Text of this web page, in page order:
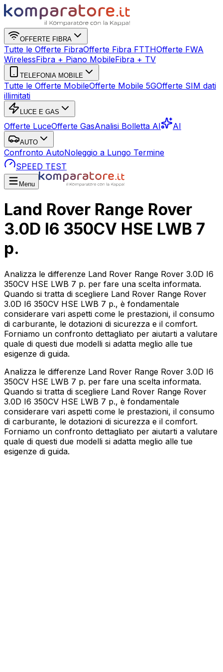
OFFERTE FIBRA
Tutte le Offerte FibraOfferte Fibra FTTHOfferte FWA
WirelessFibra + Piano MobileFibra + TV
TELEFONIA MOBILE
Tutte le Offerte MobileOfferte Mobile 5GOfferte SIM dati
illimitati
LUCE E GAS
Offerte LuceOfferte GasAnalisi Bolletta AI AI
AUTO
Confronto AutoNoleggio a Lungo Termine
SPEED TEST
Menu
Land Rover Range Rover
3.0D I6 350CV HSE LWB 7
p.
Analizza le differenze Land Rover Range Rover 3.0D I6
350CV HSE LWB 7 p. per fare una scelta informata.
Quando si tratta di scegliere Land Rover Range Rover
3.0D I6 350CV HSE LWB 7 p., è fondamentale
considerare vari aspetti come le prestazioni, il consumo
di carburante, le dotazioni di sicurezza e il comfort.
Forniamo un confronto dettagliato per aiutarti a valutare
quale di questi due modelli si adatta meglio alle tue
esigenze di guida.
Analizza le differenze Land Rover Range Rover 3.0D I6
350CV HSE LWB 7 p. per fare una scelta informata.
Quando si tratta di scegliere Land Rover Range Rover
3.0D I6 350CV HSE LWB 7 p., è fondamentale
considerare vari aspetti come le prestazioni, il consumo
di carburante, le dotazioni di sicurezza e il comfort.
Forniamo un confronto dettagliato per aiutarti a valutare
quale di questi due modelli si adatta meglio alle tue
esigenze di guida.